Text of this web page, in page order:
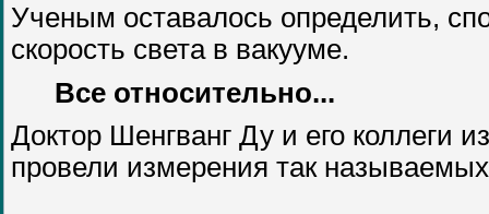
Ученым оставалось определить,
скорость света в вакууме.
Все относительно...
Доктор Шенгванг Ду и его коллеги
провели измерения так